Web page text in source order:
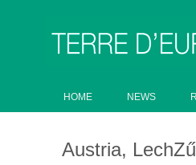
HOME NEWS
Austria,